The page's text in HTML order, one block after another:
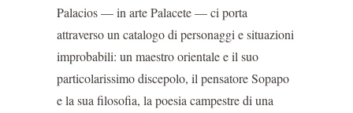
Palacios — in arte Palacete — ci porta
attraverso un catalogo di personaggi e situazioni
improbabili: un maestro orientale e il suo
particolarissimo discepolo, il pensatore Sopapo
e la sua filosofia, la poesia campestre di una